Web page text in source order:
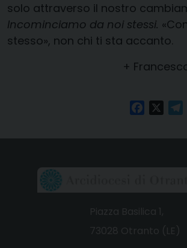
solo attraverso il nostro
Incominciamo da noi stessi.
stesso», non chi ti sta accanto.
+